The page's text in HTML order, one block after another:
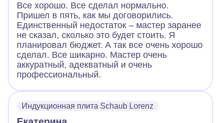
Все хорошо. Все сделал нормально.
Пришел в пять, как мы договорились.
Единственный недостаток – мастер заранее
не сказал, сколько это будет стоить. Я
планировал бюджет. А так все очень хорошо
сделал. Все шикарно. Мастер очень
аккуратный, адекватный и очень
профессиональный.
Индукционная плита Schaub Lorenz